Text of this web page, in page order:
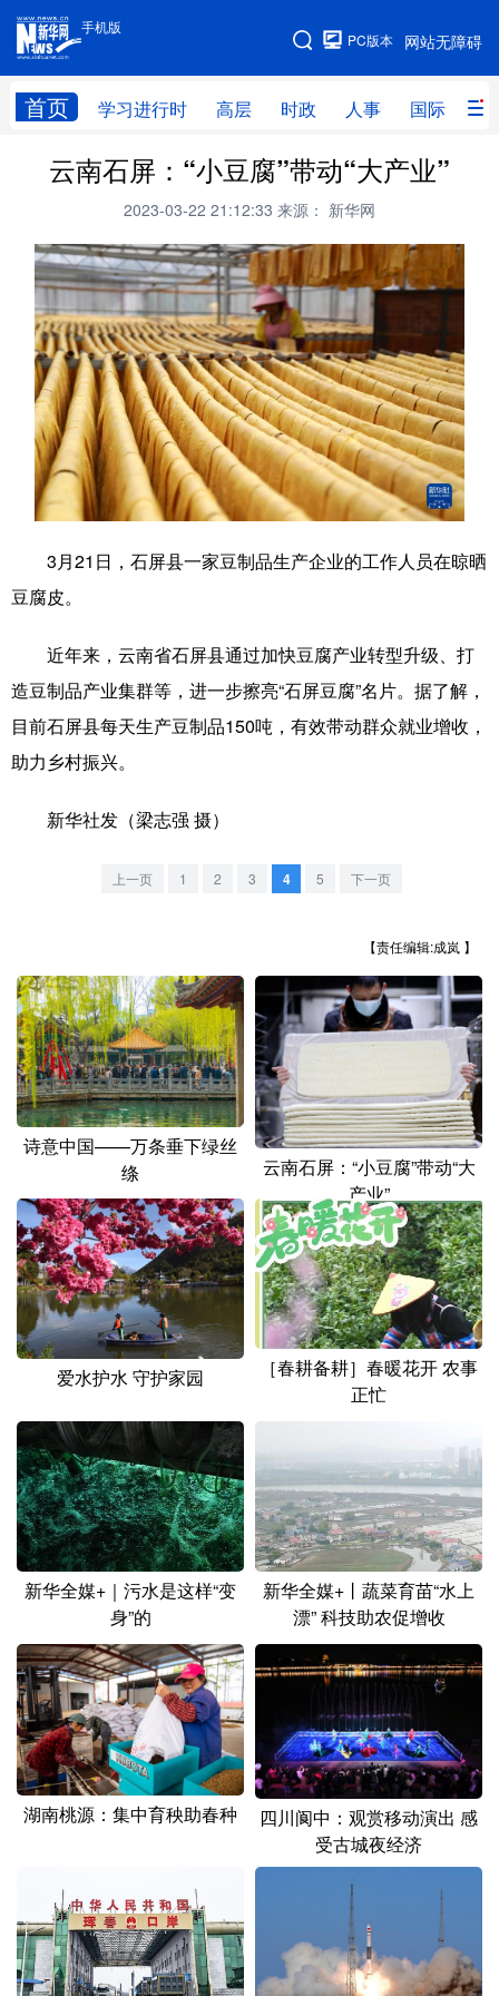
手机版
网站无障碍
PC版本
首页 学习进行时 高层 时政 人事 国际 财
手机版
网站地图
学习进行时 高层 时政 人事
财经 网评
台湾 思客智库 全球连线 教育
科技 科创 量子
文化 书画 健康 军事
访谈 视频 图片 政务
法律 中央文件 金融 汽车
食品 人居 信息化 数字经济
城市
公益 一带一路 亚太网 上市公司
文化产业
地方频道
河北
江西
山东 河南 湖北 湖南
广东 广西 海南
四川 贵州 云南 西藏
陕西 甘肃 青海 宁夏
多语种频道
English Español Français عربى
Русский язык 日本語 한국어
Deutsch Português
云南石屏：“小豆腐”带动“大产业”
2023-03-22 21:12:33 来源： 新华网
3月21日，石屏县一家豆制品生产企业的工作人员在晾晒
豆腐皮。
近年来，云南省石屏县通过加快豆腐产业转型升级、打
造豆制品产业集群等，进一步擦亮“石屏豆腐”名片。据了解，
目前石屏县每天生产豆制品150吨，有效带动群众就业增收，
助力乡村振兴。
新华社发（梁志强 摄）
上一页 1 2 3 4 5 下一页
【责任编辑:成岚 】
诗意中国——万条垂下绿丝
绦
云南石屏：“小豆腐”带动“大
产业”
爱水护水 守护家园
［春耕备耕］春暖花开 农事
正忙
新华全媒+｜污水是这样“变
身”的
新华全媒+丨蔬菜育苗“水上
漂” 科技助农促增收
湖南桃源：集中育秧助春种
四川阆中：观赏移动演出 感
受古城夜经济